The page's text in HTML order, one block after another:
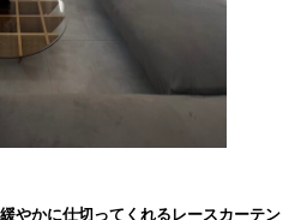
やかに仕切ってくれるレースカーテン